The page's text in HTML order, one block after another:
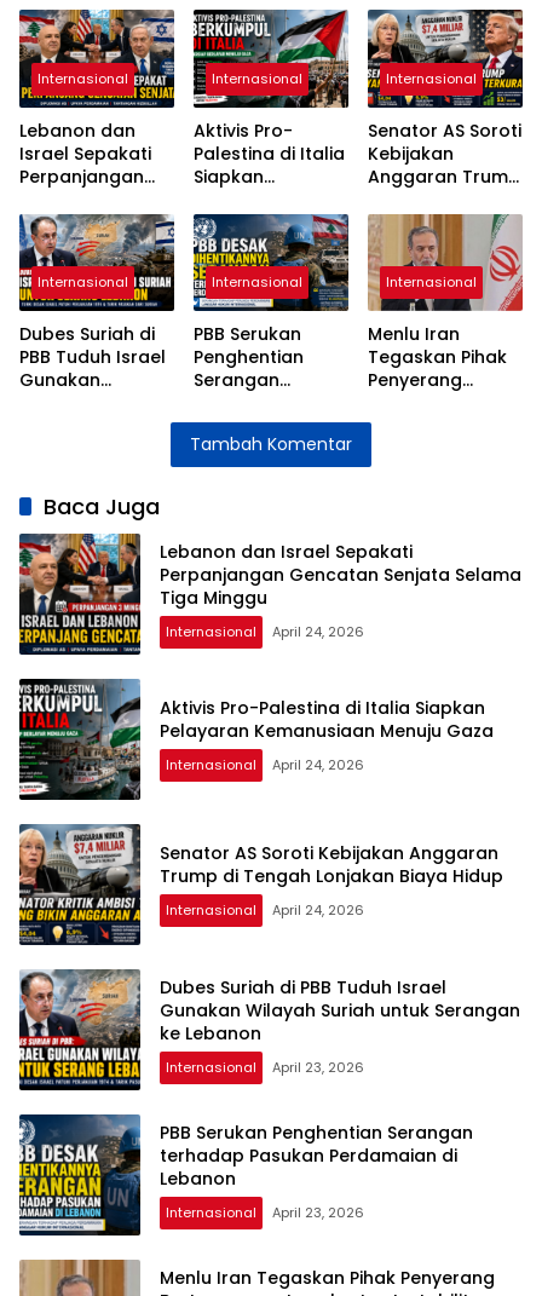
Internasional
Lebanon dan
Israel Sepakati
Perpanjangan
Senjata Selama
Tiga Minggu
Internasional
Aktivis Pro-
Palestina di Italia
Siapkan
Kemanusiaan
Menuju Gaza
Internasional
Senator AS Soroti
Kebijakan
Anggaran Trump
Lonjakan Biaya
Hidup
Internasional
Dubes Suriah di
PBB Tuduh Israel
Gunakan
Internasional
PBB Serukan
Penghentian
Serangan
Pasukan
Perdamaian di
Lebanon
Internasional
Menlu Iran
Tegaskan Pihak
Penyerang
Jawab atas
Hormuz
Tambah Komentar
Baca Juga
Lebanon dan Israel Sepakati
Perpanjangan Gencatan Senjata Selama
Tiga Minggu
Internasional April 24, 2026
Aktivis Pro-Palestina di Italia Siapkan
Pelayaran Kemanusiaan Menuju Gaza
Internasional April 24, 2026
Senator AS Soroti Kebijakan Anggaran
Trump di Tengah Lonjakan Biaya Hidup
Internasional April 24, 2026
Dubes Suriah di PBB Tuduh Israel
Gunakan Wilayah Suriah untuk Serangan
ke Lebanon
Internasional April 23, 2026
PBB Serukan Penghentian Serangan
terhadap Pasukan Perdamaian di
Lebanon
Internasional April 23, 2026
Menlu Iran Tegaskan Pihak Penyerang